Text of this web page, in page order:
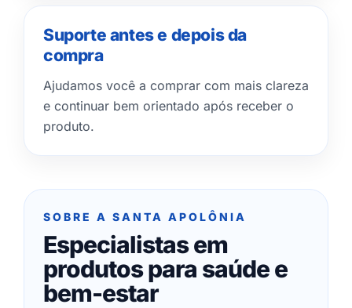
Suporte antes e depois da
compra
Ajudamos você a comprar com mais clareza
e continuar bem orientado após receber o
produto.
SOBRE A SANTA APOLÔNIA
Especialistas em
produtos para saúde e
bem-estar